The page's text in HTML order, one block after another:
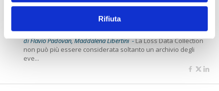
Rifiuta
Violato (Augeos): “La Loss Data
Collection deve diventare uno
strumento di governance”
di Flavio Padovan, Maddalena Libertini -La Loss Data Collection
non può più essere considerata soltanto un archivio degli
eve...